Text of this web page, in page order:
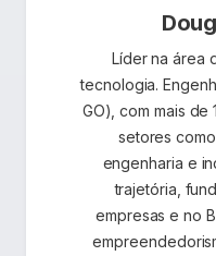
Líder na área
tecnologia.
GO), com mais de
setores
engenharia e
trajetória,
empresas e no